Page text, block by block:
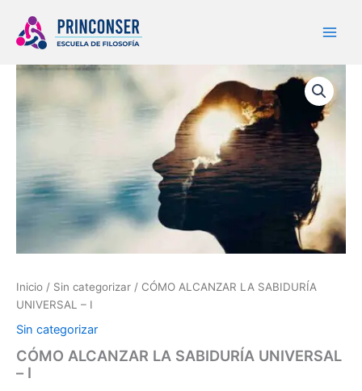
contenido
Inicio / Sin categorizar / CÓMO ALCANZAR LA SABIDURÍA
UNIVERSAL – I
Sin categorizar
CÓMO ALCANZAR LA SABIDURÍA UNIVERSAL
– I
CÓMO
LA
cantidad